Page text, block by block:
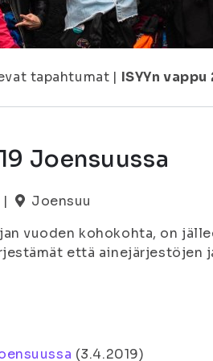
tapahtumat | ISYYn
Joensuussa
Joensuu
vuoden kohokohta, on
että ainejärjestöjen
(3.4.2019)